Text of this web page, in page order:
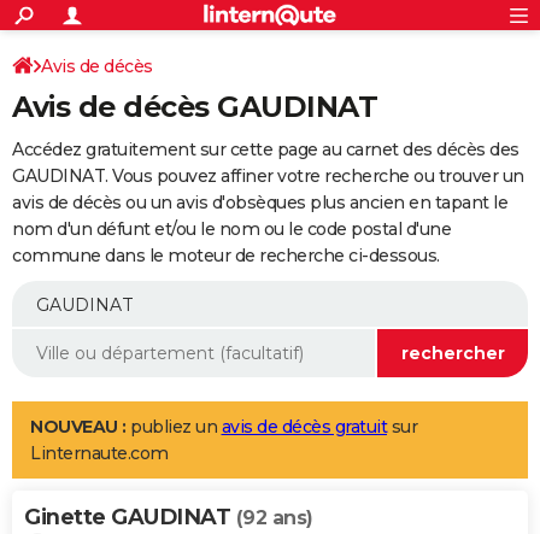
ACTUALITÉS
Politique
Société
Faits Divers
Education
Monde
Villes
+
SPORT
Coupe du monde 2026
Football
Tennis
Cyclisme
Rugby
Forum
Programme TV
TNT
Streaming
Cinéma
Sorties cinéma
Musique
+
FINANCE
Retraite
Epargne
Immobilier
Risques naturels par ville
Banque
Assurance
AUTO
Essais
Réserver un essai
Citadines
Berlines
SUV
Forum auto
+
Mobiles
Meilleur smartphone
Internet
Ordinateurs
Jeux vidéo
Guide high-tech
Aménagement intérieur
LIFESTYLE
Art de vivre
Bien-être
Loisirs
Mode
Modes de vie
Alimentation
Guide de la santé
Maladies
Médicaments
Sommeil
VOYAGE
Avis de décès
Avis de décès GAUDINAT
Accédez gratuitement sur cette page au carnet des décès des
GAUDINAT. Vous pouvez affiner votre recherche ou trouver un
avis de décès ou un avis d'obsèques plus ancien en tapant le
nom d'un défunt et/ou le nom ou le code postal d'une
commune dans le moteur de recherche ci-dessous.
NOUVEAU : publiez un avis de décès gratuitsur
Linternaute.com
Ginette GAUDINAT (92 ans)